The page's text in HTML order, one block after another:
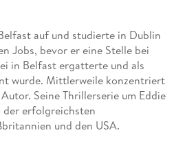
auf und studierte in Dublin
Jobs, bevor er eine Stelle bei
in Belfast ergatterte und als
wurde. Mittlerweile konzentriert
Seine Thrillerserie um Eddie
der erfolgreichsten
und den USA.